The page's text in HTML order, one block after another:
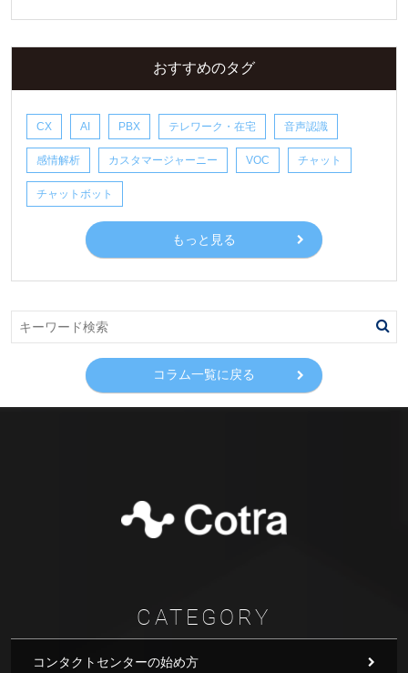
おすすめのタグ
CX AI PBX テレワーク・在宅 音声認識
感情解析 カスタマージャーニー VOC チャット
チャットボット
もっと見る
コラム一覧に戻る
CATEGORY
コンタクトセンターの始め方